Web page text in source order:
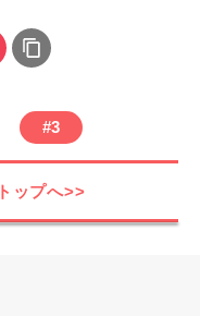
#3
トップへ>>